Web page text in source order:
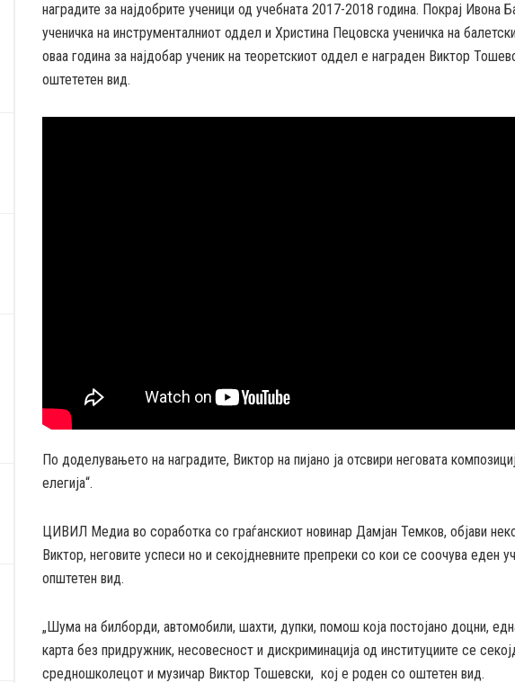
наградите за најдобрите ученици од учебната 2017-2018 година. Покрај Ивона
ученичка на инструменталниот оддел и Христина Пецовска ученичка на
оваа година за најдобар ученик на теоретскиот оддел е награден Виктор
оштететен вид.
По доделувањето на наградите, Виктор на пијано ја отсвири неговата
елегија“.
ЦИВИЛ Медиа во соработка со граѓанскиот новинар Дамјан Темков, објави
Виктор, неговите успеси но и секојдневните препреки со кои се соочува еден
општетен вид.
„Шума на билборди, автомобили, шахти, дупки, помош која постојано доцни,
карта без придружник, несовесност и дискриминација од институциите се
средношколецот и музичар Виктор Тошевски, кој е роден со оштетен вид.